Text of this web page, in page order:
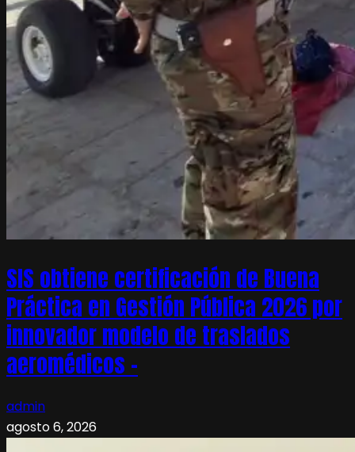
SIS obtiene certificación de Buena
Práctica en Gestión Pública 2026 por
innovador modelo de traslados
aeromédicos –
admin
agosto 6, 2026